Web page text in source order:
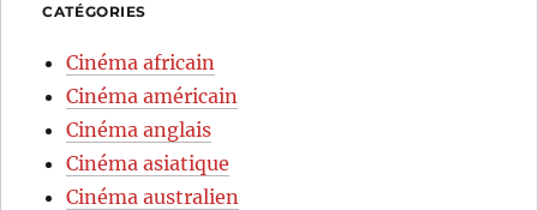
CATÉGORIES
Cinéma africain
Cinéma américain
Cinéma anglais
Cinéma asiatique
Cinéma australien